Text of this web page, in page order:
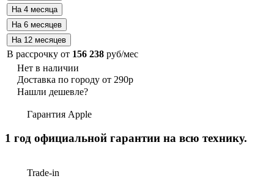
В рассрочку от 156 238 руб/мес
Нет в наличии
Доставка по городу от 290р
Нашли дешевле?
Гарантия Apple
1 год официальной гарантии на всю технику.
Trade-in